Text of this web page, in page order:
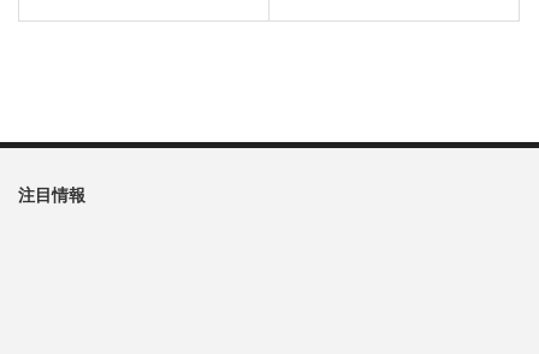
注目情報